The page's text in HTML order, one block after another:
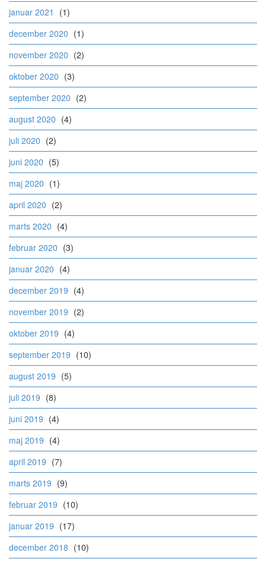
januar 2021
(1)
december 2020 (1)
november 2020 (2)
oktober 2020 (3)
september 2020 (2)
august 2020 (4)
juli 2020 (2)
juni 2020 (5)
maj 2020 (1)
april 2020 (2)
marts 2020 (4)
februar 2020 (3)
januar 2020 (4)
december 2019 (4)
november 2019 (2)
oktober 2019 (4)
september 2019 (10)
august 2019 (5)
juli 2019 (8)
juni 2019 (4)
maj 2019 (4)
april 2019 (7)
marts 2019 (9)
februar 2019 (10)
januar 2019 (17)
december 2018 (10)